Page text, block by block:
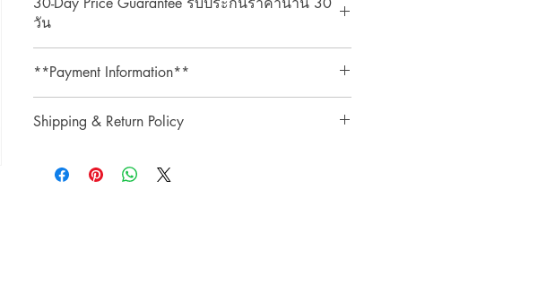
วัน
lower price on our website within 30 days of your
purchase, simply present your payment receipt, and we'll
refund the difference.
ช้อปที่ ArcheryShopThai อย่างมั่นใจ! หากพบว่าราคาสินค้า
**Payment Information**
processing fee.**
Shipping & Return Policy
การจัดส่งและการคืนสินค้า